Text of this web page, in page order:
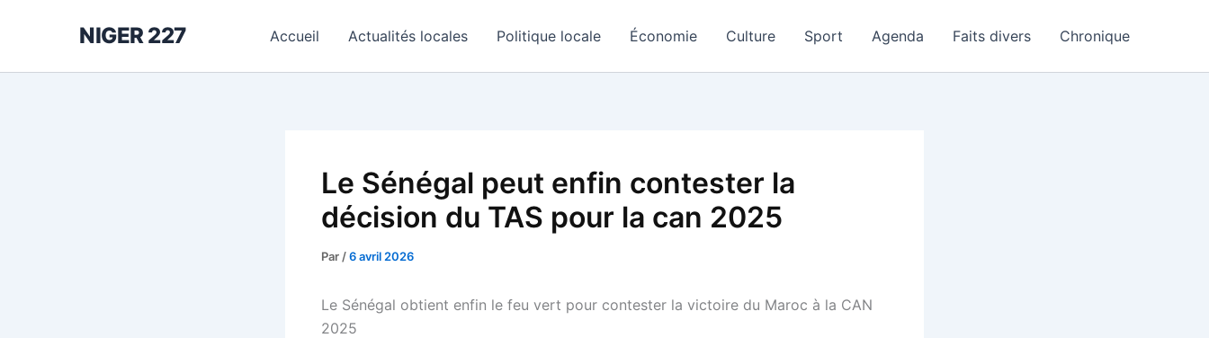
NIGER 227 Accueil Actualités locales Politique locale Économie Culture Sport Agenda Faits divers Chronique
Le Sénégal peut enfin contester la
décision du TAS pour la can 2025
Par /6 avril 2026
Le Sénégal obtient enfin le feu vert pour contester la victoire du Maroc à la CAN
2025